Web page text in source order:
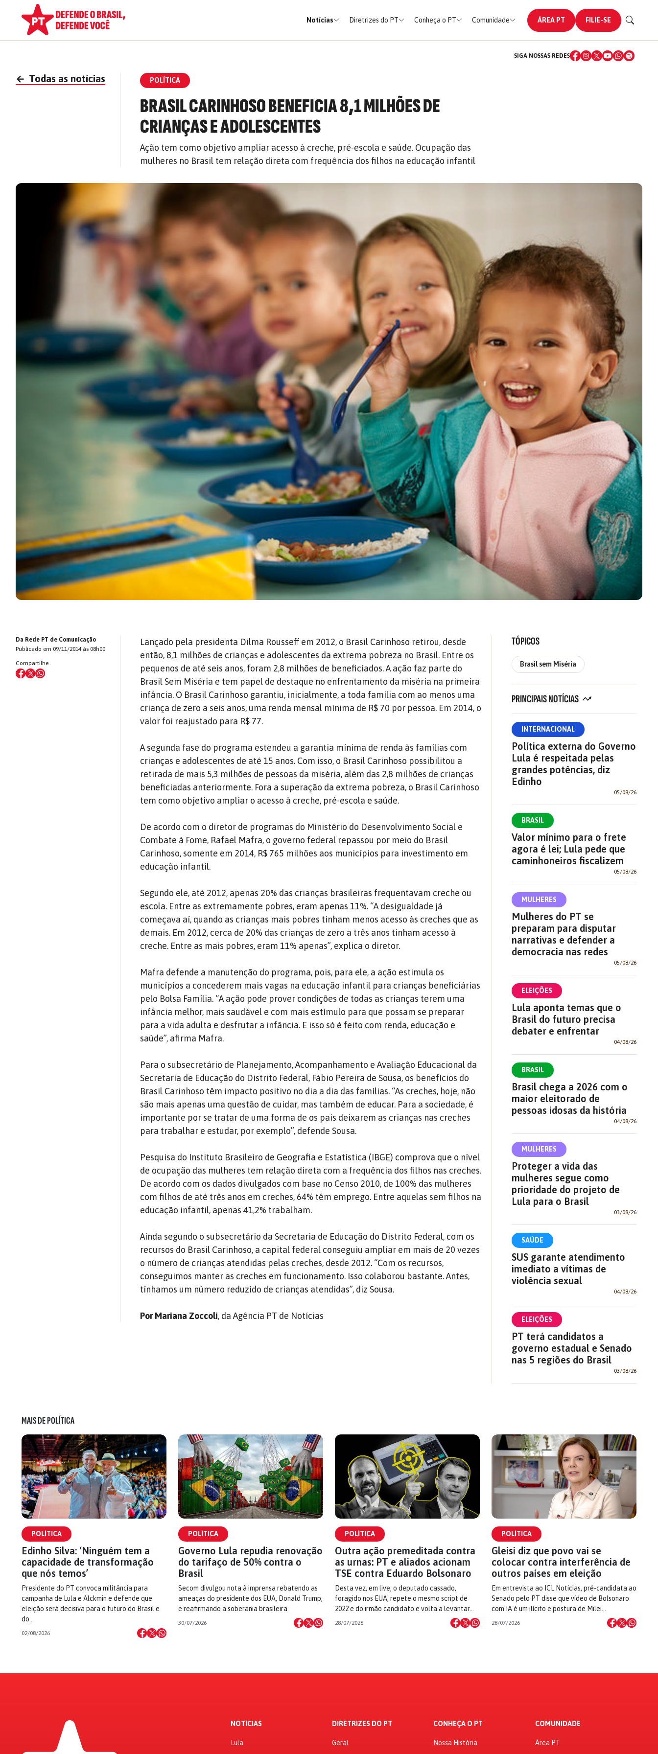
Notícias Diretrizes do PT Conheça o PT Comunidade ÁREA PT FILIE-SE
SIGA NOSSAS REDES
← Todas as notícias POLÍTICA
BRASIL CARINHOSO BENEFICIA 8,1 MILHÕES DE
CRIANÇAS E ADOLESCENTES
Ação tem como objetivo ampliar acesso à creche, pré-escola e saúde. Ocupação das
mulheres no Brasil tem relação direta com frequência dos filhos na educação infantil
Da Rede PT de Comunicação
Publicado em 09/11/2014 às 08h00
Compartilhe
Lançado pela presidenta Dilma Rousseff em 2012, o Brasil Carinhoso retirou, desde
então, 8,1 milhões de crianças e adolescentes da extrema pobreza no Brasil. Entre os
pequenos de até seis anos, foram 2,8 milhões de beneficiados. A ação faz parte do
Brasil Sem Miséria e tem papel de destaque no enfrentamento da miséria na primeira
infância. O Brasil Carinhoso garantiu, inicialmente, a toda família com ao menos uma
criança de zero a seis anos, uma renda mensal mínima de R$ 70 por pessoa. Em 2014, o
valor foi reajustado para R$ 77.
A segunda fase do programa estendeu a garantia mínima de renda às famílias com
crianças e adolescentes de até 15 anos. Com isso, o Brasil Carinhoso possibilitou a
retirada de mais 5,3 milhões de pessoas da miséria, além das 2,8 milhões de crianças
beneficiadas anteriormente. Fora a superação da extrema pobreza, o Brasil Carinhoso
tem como objetivo ampliar o acesso à creche, pré-escola e saúde.
De acordo com o diretor de programas do Ministério do Desenvolvimento Social e
Combate à Fome, Rafael Mafra, o governo federal repassou por meio do Brasil
Carinhoso, somente em 2014, R$ 765 milhões aos municípios para investimento em
educação infantil.
Segundo ele, até 2012, apenas 20% das crianças brasileiras frequentavam creche ou
escola. Entre as extremamente pobres, eram apenas 11%. “A desigualdade já
começava aí, quando as crianças mais pobres tinham menos acesso às creches que as
demais. Em 2012, cerca de 20% das crianças de zero a três anos tinham acesso à
creche. Entre as mais pobres, eram 11% apenas”, explica o diretor.
Mafra defende a manutenção do programa, pois, para ele, a ação estimula os
municípios a concederem mais vagas na educação infantil para crianças beneficiárias
pelo Bolsa Família. “A ação pode prover condições de todas as crianças terem uma
infância melhor, mais saudável e com mais estímulo para que possam se preparar
para a vida adulta e desfrutar a infância. E isso só é feito com renda, educação e
saúde”, afirma Mafra.
Para o subsecretário de Planejamento, Acompanhamento e Avaliação Educacional da
Secretaria de Educação do Distrito Federal, Fábio Pereira de Sousa, os benefícios do
Brasil Carinhoso têm impacto positivo no dia a dia das famílias. “As creches, hoje, não
são mais apenas uma questão de cuidar, mas também de educar. Para a sociedade, é
importante por se tratar de uma forma de os pais deixarem as crianças nas creches
para trabalhar e estudar, por exemplo”, defende Sousa.
Pesquisa do Instituto Brasileiro de Geografia e Estatística (IBGE) comprova que o nível
de ocupação das mulheres tem relação direta com a frequência dos filhos nas creches.
De acordo com os dados divulgados com base no Censo 2010, de 100% das mulheres
com filhos de até três anos em creches, 64% têm emprego. Entre aquelas sem filhos na
educação infantil, apenas 41,2% trabalham.
Ainda segundo o subsecretário da Secretaria de Educação do Distrito Federal, com os
recursos do Brasil Carinhoso, a capital federal conseguiu ampliar em mais de 20 vezes
o número de crianças atendidas pelas creches, desde 2012. “Com os recursos,
conseguimos manter as creches em funcionamento. Isso colaborou bastante. Antes,
tínhamos um número reduzido de crianças atendidas”, diz Sousa.
Por Mariana Zoccoli, da Agência PT de Notícias
TÓPICOS
Brasil sem Miséria
PRINCIPAIS NOTÍCIAS
INTERNACIONAL
Política externa do Governo
Lula é respeitada pelas
grandes potências, diz
Edinho
05/08/26
BRASIL
Valor mínimo para o frete
agora é lei; Lula pede que
caminhoneiros fiscalizem
05/08/26
MULHERES
Mulheres do PT se
preparam para disputar
narrativas e defender a
democracia nas redes
05/08/26
ELEIÇÕES
Lula aponta temas que o
Brasil do futuro precisa
debater e enfrentar
04/08/26
BRASIL
Brasil chega a 2026 com o
maior eleitorado de
pessoas idosas da história
04/08/26
MULHERES
Proteger a vida das
mulheres segue como
prioridade do projeto de
Lula para o Brasil
03/08/26
SAÚDE
SUS garante atendimento
imediato a vítimas de
violência sexual
04/08/26
ELEIÇÕES
PT terá candidatos a
governo estadual e Senado
nas 5 regiões do Brasil
03/08/26
MAIS DE POLÍTICA
POLÍTICA
Edinho Silva: ‘Ninguém tem a
capacidade de transformação
que nós temos’
Presidente do PT convoca militância para
campanha de Lula e Alckmin e defende que
eleição será decisiva para o futuro do Brasil e
do…
02/08/2026
POLÍTICA
Governo Lula repudia renovação
do tarifaço de 50% contra o
Brasil
Secom divulgou nota à imprensa rebatendo as
ameaças do presidente dos EUA, Donald Trump,
e reafirmando a soberania brasileira
30/07/2026
POLÍTICA
Outra ação premeditada contra
as urnas: PT e aliados acionam
TSE contra Eduardo Bolsonaro
Desta vez, em live, o deputado cassado,
foragido nos EUA, repete o mesmo script de
2022 e do irmão candidato e volta a levantar…
28/07/2026
POLÍTICA
Gleisi diz que povo vai se
colocar contra interferência de
outros países em eleição
Em entrevista ao ICL Notícias, pré-candidata ao
Senado pelo PT disse que vídeo de Bolsonaro
com IA é um ilícito e postura de Milei…
28/07/2026
NOTÍCIAS
Lula
DIRETRIZES DO PT
Geral
CONHEÇA O PT
Nossa História
COMUNIDADE
Área PT